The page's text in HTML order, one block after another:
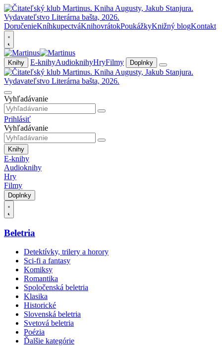
DoručenieKníhkupectváKnihovrátokPoukážkyKnižný blogKontakt
Knihy E-knihyAudioknihyHryFilmy Doplnky
Vyhľadávanie
Prihlásiť
Vyhľadávanie
Knihy
E-knihy
Audioknihy
Hry
Filmy
Doplnky
Beletria
Detektívky, trilery a horory
Sci-fi a fantasy
Komiksy
Romantika
Spoločenská beletria
Klasika
Historické
Slovenská beletria
Svetová beletria
Poézia
Ďalšie kategórie